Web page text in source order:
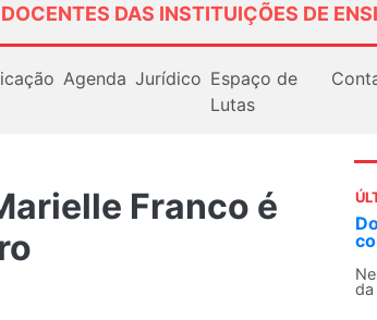
DAS INSTITUIÇÕES DE
Agenda Jurídico Espaço de
Lutas
Franco é
O